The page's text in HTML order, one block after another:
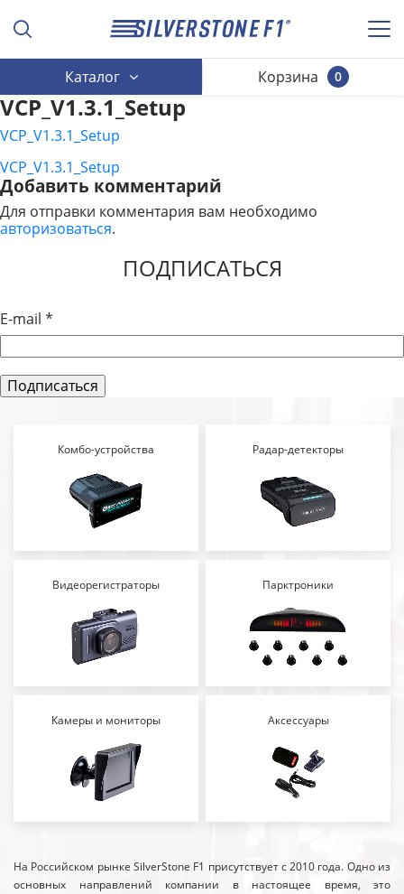
Каталог 0
Корзина
VCP_V1.3.1_Setup
VCP_V1.3.1_Setup
НАВИГАЦИЯ
ПО
ЗАПИСЯМ
VCP_V1.3.1_Setup
Добавить комментарий
Для отправки комментария вам необходимо
авторизоваться.
ПОДПИСАТЬСЯ
E-mail *
Комбо-устройства Радар-детекторы
Видеорегистраторы Парктроники
Камеры и мониторы Аксессуары
На Российском рынке SilverStone F1 присутствует с 2010 года. Одно из
основных направлений компании в настоящее время, это